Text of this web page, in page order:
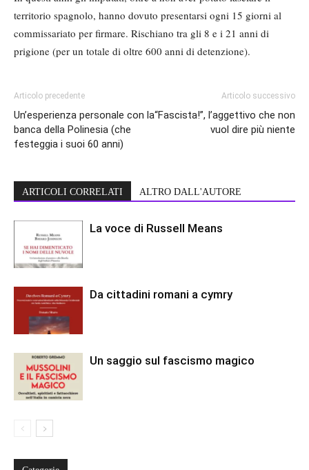
territorio spagnolo, hanno dovuto presentarsi ogni 15 giorni al
commissariato per firmare. Rischiano tra gli 8 e i 21 anni di
prigione (per un totale di oltre 600 anni di detenzione).
Articolo precedente
Un’esperienza personale con la
banca della Polinesia (che
festeggia i suoi 60 anni)
Articolo successivo
“Fascista!”, l’aggettivo che non
vuol dire più niente
ARTICOLI CORRELATI ALTRO DALL'AUTORE
La voce di Russell Means
Da cittadini romani a cymry
Un saggio sul fascismo magico